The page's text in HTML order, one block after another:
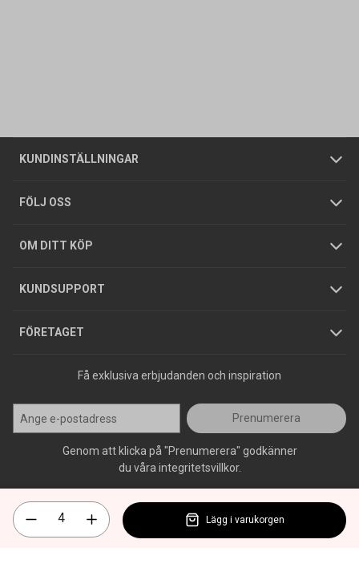
KUNDINSTÄLLNINGAR
Företagskund / Privatkund
FÖLJ OSS
OM DITT KÖP
Allmänna försäljningsvillkor
Integritetspolicy
GDPR
KUNDSUPPORT
Butiker
Foldrar och kataloger
Köpguider
Varumärken
FÖRETAGET
Om oss
Tjänster
Hållbarhet
Jobba hos oss
Press
Få exklusiva erbjudanden och inspiration
Prenumerera
Genom att klicka på "Prenumerera" godkänner
du våra integritetsvillkor.
Lägg i varukorgen